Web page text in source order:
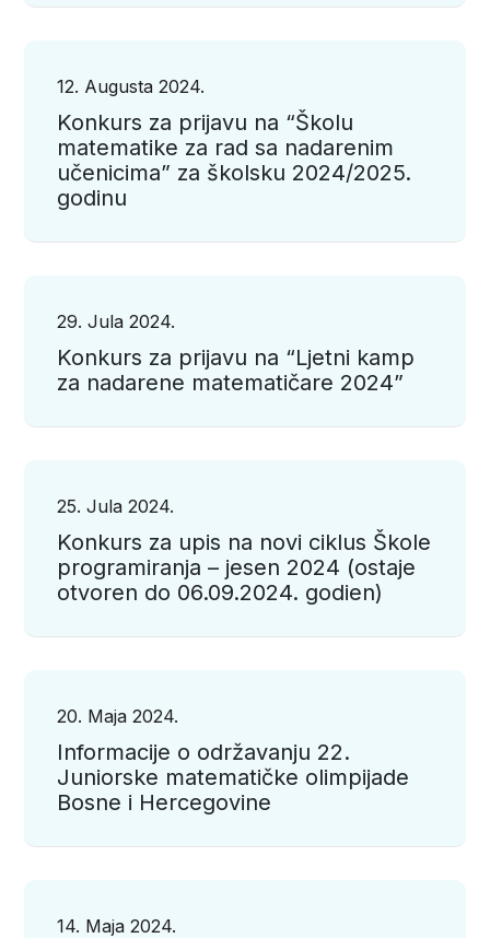
12. Augusta 2024.
Konkurs za prijavu na “Školu
matematike za rad sa nadarenim
učenicima” za školsku 2024/2025.
godinu
29. Jula 2024.
Konkurs za prijavu na “Ljetni kamp
za nadarene matematičare 2024”
25. Jula 2024.
Konkurs za upis na novi ciklus Škole
programiranja – jesen 2024 (ostaje
otvoren do 06.09.2024. godien)
20. Maja 2024.
Informacije o održavanju 22.
Juniorske matematičke olimpijade
Bosne i Hercegovine
14. Maja 2024.